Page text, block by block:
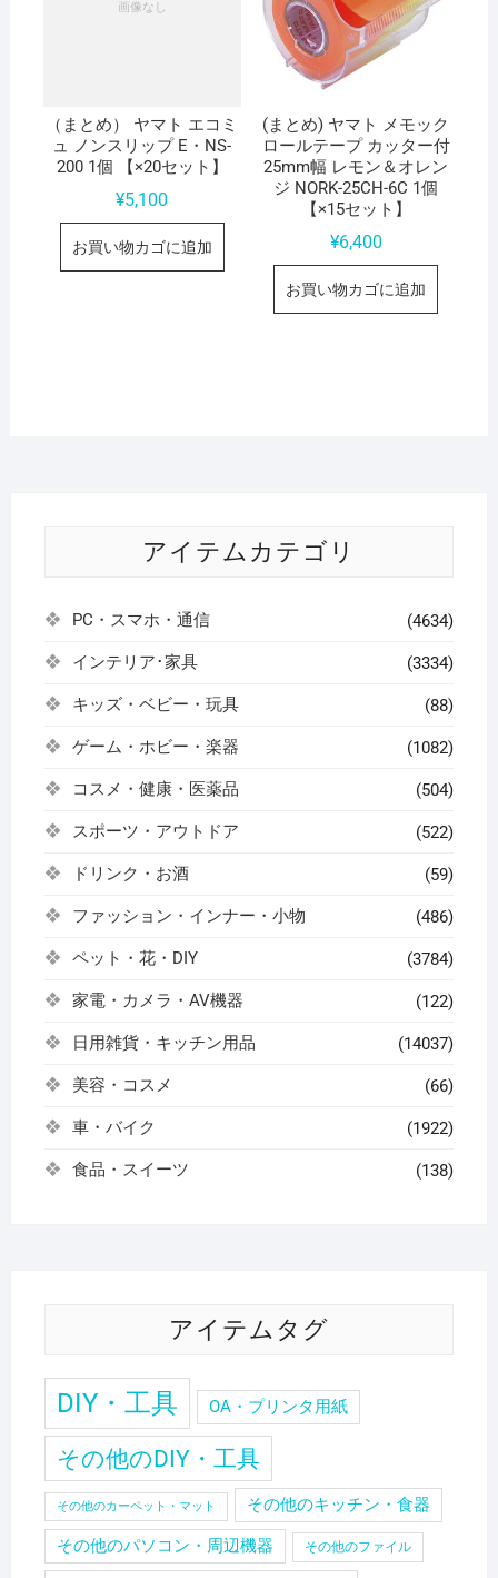
（まとめ） ヤマト エコミ
ュ ノンスリップ E・NS-
200 1個 【×20セット】
¥5,100
お買い物カゴに追加
(まとめ) ヤマト メモック
ロールテープ カッター付
25mm幅 レモン＆オレン
ジ NORK-25CH-6C 1個
【×15セット】
¥6,400
お買い物カゴに追加
アイテムカテゴリ
PC・スマホ・通信 (4634)
インテリア･家具 (3334)
キッズ・ベビー・玩具 (88)
ゲーム・ホビー・楽器 (1082)
コスメ・健康・医薬品 (504)
スポーツ・アウトドア (522)
ドリンク・お酒 (59)
ファッション・インナー・小物 (486)
ペット・花・DIY (3784)
家電・カメラ・AV機器 (122)
日用雑貨・キッチン用品 (14037)
美容・コスメ (66)
車・バイク (1922)
食品・スイーツ (138)
アイテムタグ
DIY・工具 OA・プリンタ用紙
その他のDIY・工具
その他のカーペット・マット その他のキッチン・食器
その他のパソコン・周辺機器 その他のファイル